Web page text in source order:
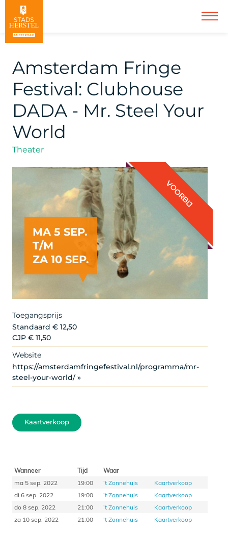
Amsterdam Fringe
Festival: Clubhouse
DADA - Mr. Steel Your
World
Theater
MA 5 SEP.
T/M
ZA 10 SEP.
VOORBIJ
Artist
Toegangsprijs
Standaard € 12,50
CJP € 11,50
Website
https://amsterdamfringefestival.nl/programma/mr-
steel-your-world/ »
Kaartverkoop
Wanneer Tijd
Waar
ma 5 sep. 2022
19:00 't Zonnehuis
Kaartverkoop
di 6 sep. 2022
19:00 't Zonnehuis
Kaartverkoop
do 8 sep. 2022
21:00 't Zonnehuis
Kaartverkoop
za 10 sep. 2022
21:00 't Zonnehuis Kaartverkoop